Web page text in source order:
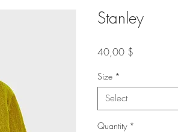
Stanley
40,00 $
Size *
Select
Quantity *